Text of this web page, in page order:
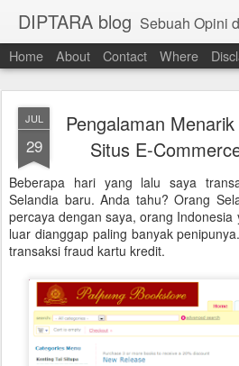
DIPTARA blog Sebuah Opini
Home About Contact Where
JUL
29
Pengalaman
Situs E-
Beberapa hari yang lalu saya
Selandia baru. Anda tahu? Orang
percaya dengan saya, orang
luar dianggap paling banyak
transaksi fraud kartu kredit.